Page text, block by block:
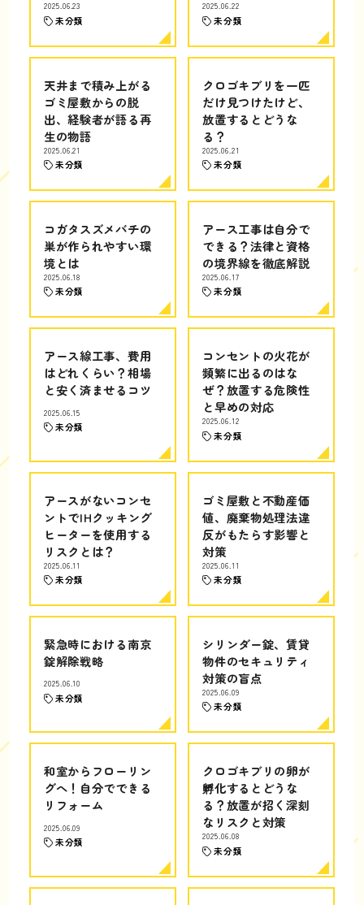
2025.06.23
未分類
2025.06.22
未分類
天井まで積み上がる
ゴミ屋敷からの脱
出、経験者が語る再
生の物語
2025.06.21
未分類
クロゴキブリを一匹
だけ見つけたけど、
放置するとどうな
る？
2025.06.21
未分類
コガタスズメバチの
巣が作られやすい環
境とは
2025.06.18
未分類
アース工事は自分で
できる？法律と資格
の境界線を徹底解説
2025.06.17
未分類
アース線工事、費用
はどれくらい？相場
と安く済ませるコツ
2025.06.15
未分類
コンセントの火花が
頻繁に出るのはな
ぜ？放置する危険性
と早めの対応
2025.06.12
未分類
アースがないコンセ
ントでIHクッキング
ヒーターを使用する
リスクとは？
2025.06.11
未分類
ゴミ屋敷と不動産価
値、廃棄物処理法違
反がもたらす影響と
対策
2025.06.11
未分類
緊急時における南京
錠解除戦略
2025.06.10
未分類
シリンダー錠、賃貸
物件のセキュリティ
対策の盲点
2025.06.09
未分類
和室からフローリン
グへ！自分でできる
リフォーム
2025.06.09
未分類
クロゴキブリの卵が
孵化するとどうな
る？放置が招く深刻
なリスクと対策
2025.06.08
未分類